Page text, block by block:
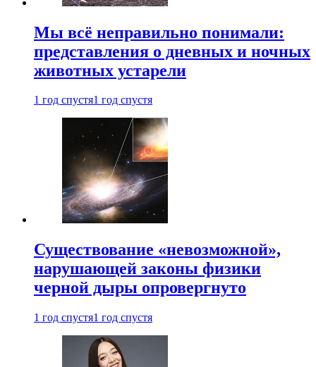
Мы всё неправильно понимали:
представления о дневных и ночных
животных устарели
1 год спустя1 год спустя
Существование «невозможной»,
нарушающей законы физики
черной дыры опровергнуто
1 год спустя1 год спустя